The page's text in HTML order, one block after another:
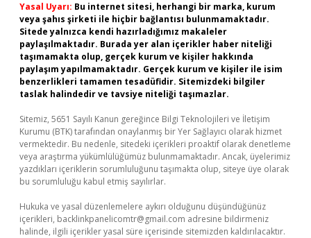
Yasal Uyarı: Bu internet sitesi, herhangi bir marka, kurum
veya şahıs şirketi ile hiçbir bağlantısı bulunmamaktadır.
Sitede yalnızca kendi hazırladığımız makaleler
paylaşılmaktadır. Burada yer alan içerikler haber niteliği
taşımamakta olup, gerçek kurum ve kişiler hakkında
paylaşım yapılmamaktadır. Gerçek kurum ve kişiler ile isim
benzerlikleri tamamen tesadüfidir. Sitemizdeki bilgiler
taslak halindedir ve tavsiye niteliği taşımazlar.
Sitemiz, 5651 Sayılı Kanun gereğince Bilgi Teknolojileri ve İletişim
Kurumu (BTK) tarafından onaylanmış bir Yer Sağlayıcı olarak hizmet
vermektedir. Bu nedenle, sitedeki içerikleri proaktif olarak denetleme
veya araştırma yükümlülüğümüz bulunmamaktadır. Ancak, üyelerimiz
yazdıkları içeriklerin sorumluluğunu taşımakta olup, siteye üye olarak
bu sorumluluğu kabul etmiş sayılırlar.
Hukuka ve yasal düzenlemelere aykırı olduğunu düşündüğünüz
içerikleri, backlinkpanelicomtr@gmail.com adresine bildirmeniz
halinde, ilgili içerikler yasal süre içerisinde sitemizden kaldırılacaktır.